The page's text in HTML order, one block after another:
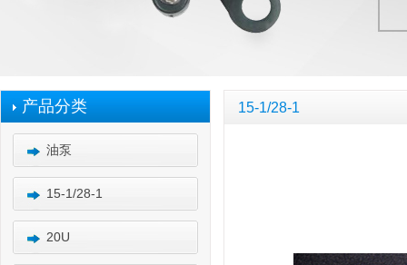
产品分类
油泵
15-1/28-1
20U
15-1/28-1